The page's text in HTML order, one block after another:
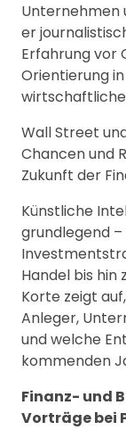
Unternehmen
er
Erfahrung vor
Orientierung
Wall Street
Chancen und
Zukunft der
Künstliche
grundlegend
Handel bis hin
Korte zeigt
Anleger,
und welche
kommenden
Finanz- und
Vorträge bei